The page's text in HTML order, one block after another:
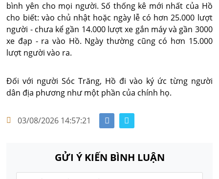
bình yên cho mọi người. Số thống kê mới nhất của Hồ
cho biết: vào chủ nhật hoặc ngày lễ có hơn 25.000 lượt
người - chưa kể gần 14.000 lượt xe gắn máy và gần 3000
xe đạp - ra vào Hồ. Ngày thường cũng có hơn 15.000
lượt người vào ra.
Đối với người Sóc Trăng, Hồ đi vào ký ức từng người
dân địa phương như một phần của chính họ.
03/08/2026 14:57:21
GỬI Ý KIẾN BÌNH LUẬN